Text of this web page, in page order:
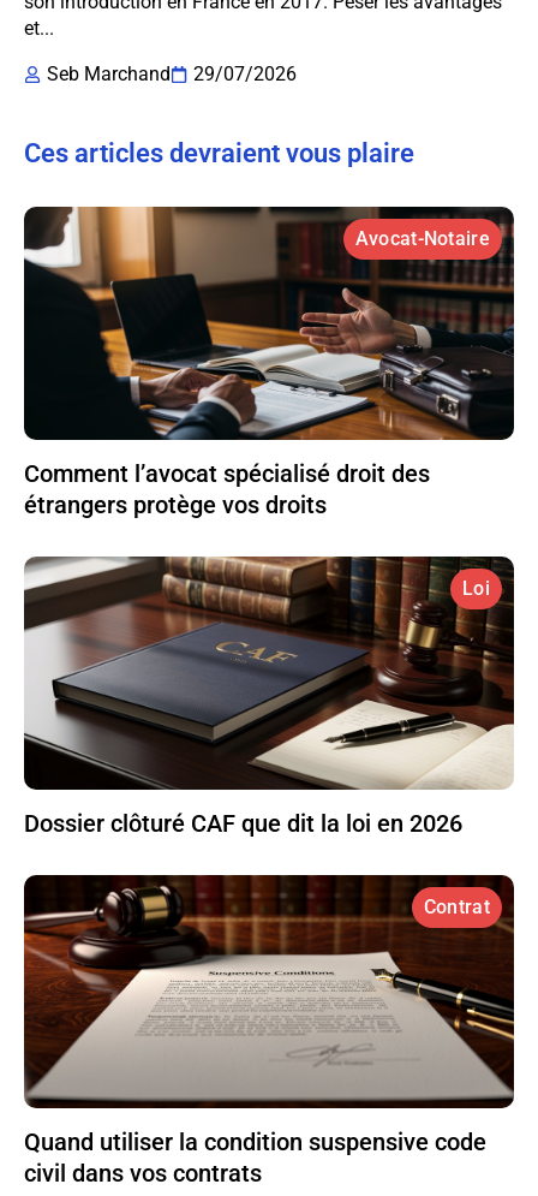
et...
Seb Marchand
29/07/2026
Ces articles devraient vous plaire
Avocat-Notaire
Comment l’avocat spécialisé droit des
étrangers protège vos droits
Loi
Dossier clôturé CAF que dit la loi en 2026
Contrat
Quand utiliser la condition suspensive code
civil dans vos contrats